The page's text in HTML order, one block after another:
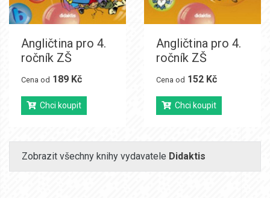
Angličtina pro 4.
ročník ZŠ
Cena od 189 Kč
Chci koupit
Angličtina pro 4.
ročník ZŠ
Cena od 152 Kč
Chci koupit
Zobrazit všechny knihy vydavatele Didaktis